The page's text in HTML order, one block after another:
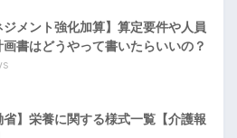
ジメント強化加算】算定要件や人員
書はどうやって書いたらいいの？
省】栄養に関する様式一覧【介護報